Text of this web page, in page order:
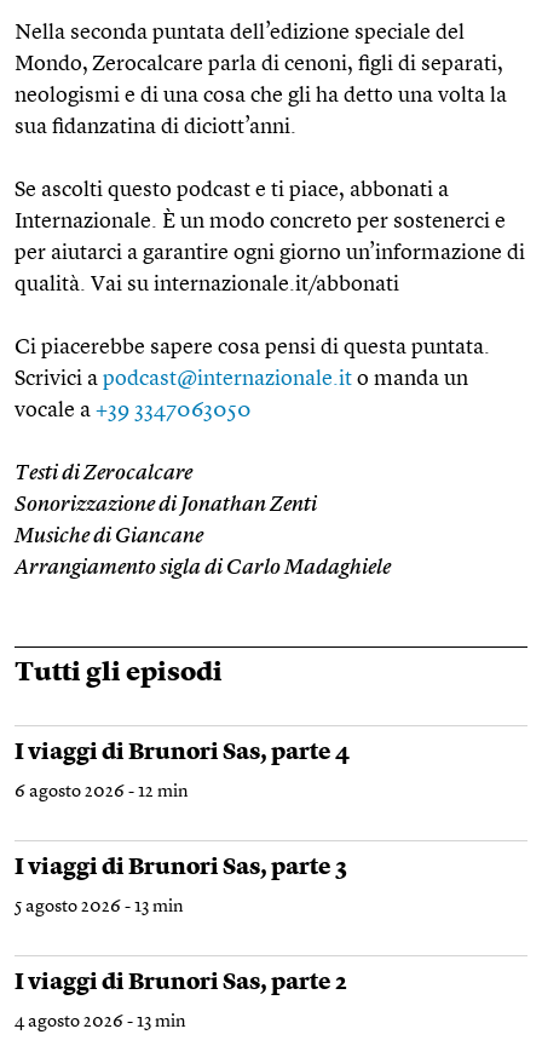
Nella seconda puntata dell’edizione speciale del
Mondo, Zerocalcare parla di cenoni, figli di separati,
neologismi e di una cosa che gli ha detto una volta la
sua fidanzatina di diciott’anni.
Se ascolti questo podcast e ti piace, abbonati a
Internazionale. È un modo concreto per sostenerci e
per aiutarci a garantire ogni giorno un’informazione di
qualità. Vai su internazionale.it/abbonati
Ci piacerebbe sapere cosa pensi di questa puntata.
Scrivici a podcast@internazionale.it o manda un
vocale a +39 3347063050
Testi di Zerocalcare
Sonorizzazione di Jonathan Zenti
Musiche di Giancane
Arrangiamento sigla di Carlo Madaghiele
Tutti gli episodi
I viaggi di Brunori Sas, parte 4
6 agosto 2026 - 12 min
I viaggi di Brunori Sas, parte 3
5 agosto 2026 - 13 min
I viaggi di Brunori Sas, parte 2
4 agosto 2026 - 13 min